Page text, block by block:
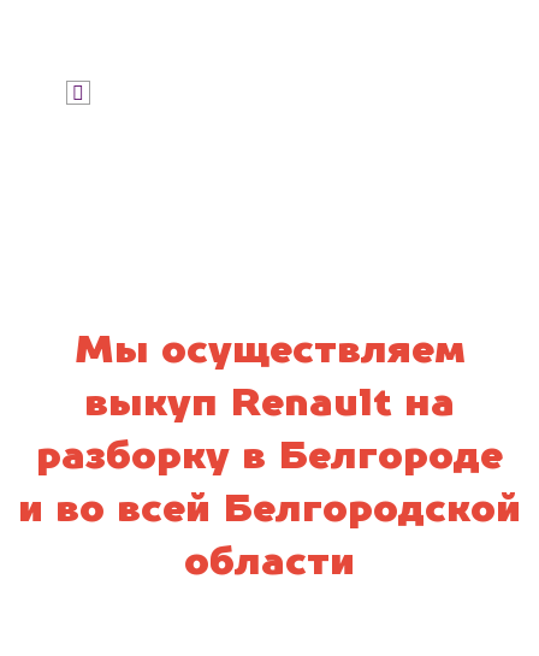
Мы осуществляем
выкуп Renault на
разборку в Белгороде
и во всей Белгородской
области